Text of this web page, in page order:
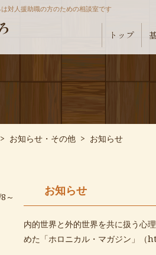
対人援助職の方のための相談室です
トップ
> お知らせ・その他 > お知らせ
～
お知らせ
内的世界と外的世界を共に扱う心
めた「ホロニカル・マガジン」（